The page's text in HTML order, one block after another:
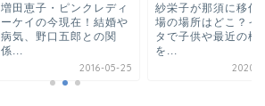
紗栄子が那須に移住！牧
場の場所はどこ？インス
タで子供や最近の様子
を...
2020-08-29
SHIHOセクシーアイ
Sの今現在は激太り
や不倫した有名野球